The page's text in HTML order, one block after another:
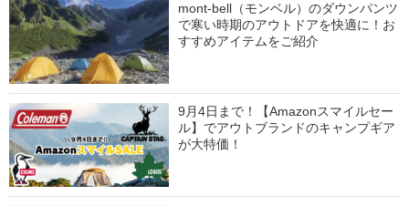
mont-bell（モンベル）のダウンパンツ
で寒い時期のアウトドアを快適に！お
すすめアイテムをご紹介
9月4日まで！【Amazonスマイルセー
ル】でアウトブランドのキャンプギア
が大特価！